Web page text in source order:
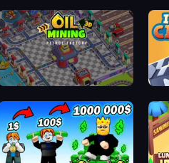
Oil Mining 3D: Petrol Factory